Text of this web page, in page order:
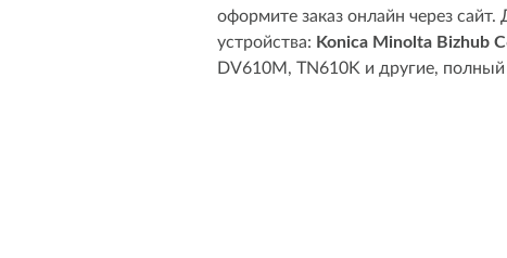
оформите заказ онлайн через
устройства: Konica Minolta Bizhub
DV610M, TN610K и другие,